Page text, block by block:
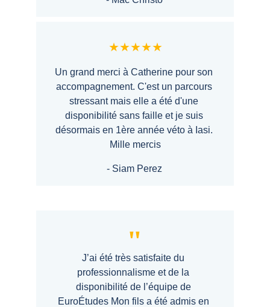
★★★★★
Un grand merci à Catherine pour son
accompagnement. C'est un parcours
stressant mais elle a été d'une
disponibilité sans faille et je suis
désormais en 1ère année véto à Iasi.
Mille mercis
- Siam Perez
J’ai été très satisfaite du
professionnalisme et de la
disponibilité de l’équipe de
EuroÉtudes Mon fils a été admis en
"